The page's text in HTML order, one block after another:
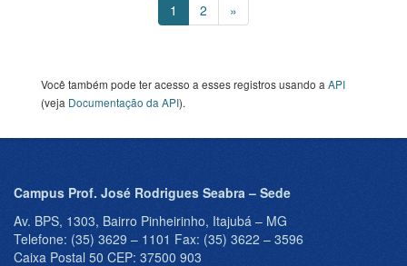
1 2 »
Você também pode ter acesso a esses registros usando a API
(veja Documentação da API).
Campus Prof. José Rodrigues Seabra – Sede
Av. BPS, 1303, Bairro Pinheirinho, Itajubá – MG
Telefone: (35) 3629 – 1101 Fax: (35) 3622 – 3596
Caixa Postal 50 CEP: 37500 903